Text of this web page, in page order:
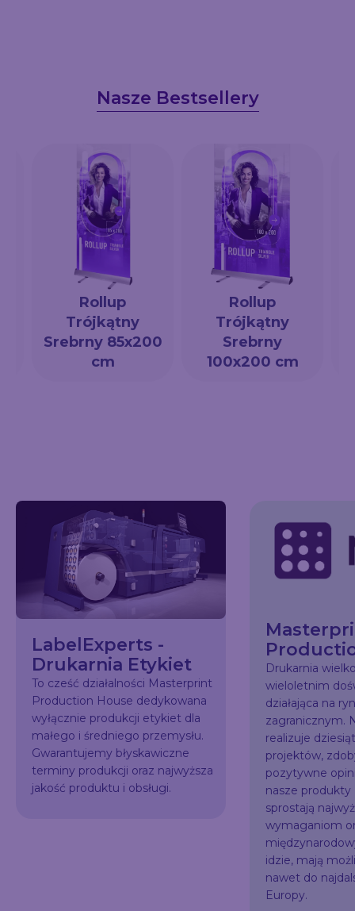
Nasze Bestsellery
Rollup
Trójkątny
Srebrny 85x200
cm
Rollup
Trójkątny
Srebrny
100x200 cm
LabelExperts -
Drukarnia Etykiet
To cześć działalności Masterprint
Production House dedykowana
wyłącznie produkcji etykiet dla
małego i średniego przemysłu.
Gwarantujemy błyskawiczne
terminy produkcji oraz najwyższa
jakość produktu i obsługi.
Drukarnia
wieloletnim
działająca na
zagranicznym.
realizuje
projektów,
pozytywne
nasze
sprostają
wymaganiom
idzie, mają
nawet do
Europy.